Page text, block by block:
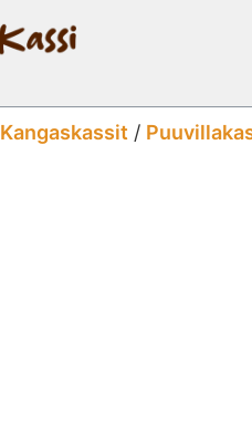
Kangaskassit /